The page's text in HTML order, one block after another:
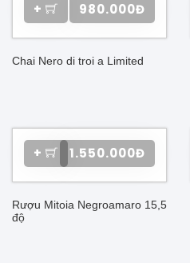
980.000Đ
+
Chai Nero di troi a Limited
1.550.000Đ
+
Rượu Mitoia Negroamaro 15,5
độ